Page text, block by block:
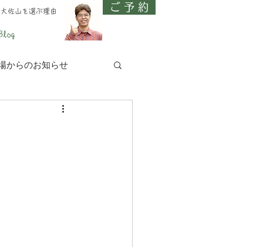
佐山を選ぶ理由 ご 予 約
からのお知らせ